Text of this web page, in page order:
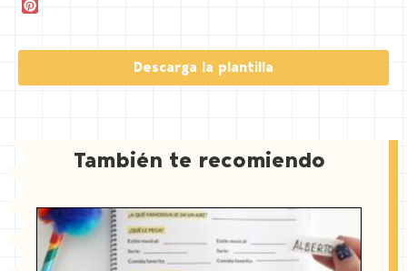
t
r
Descarga la plantilla
También te recomiendo